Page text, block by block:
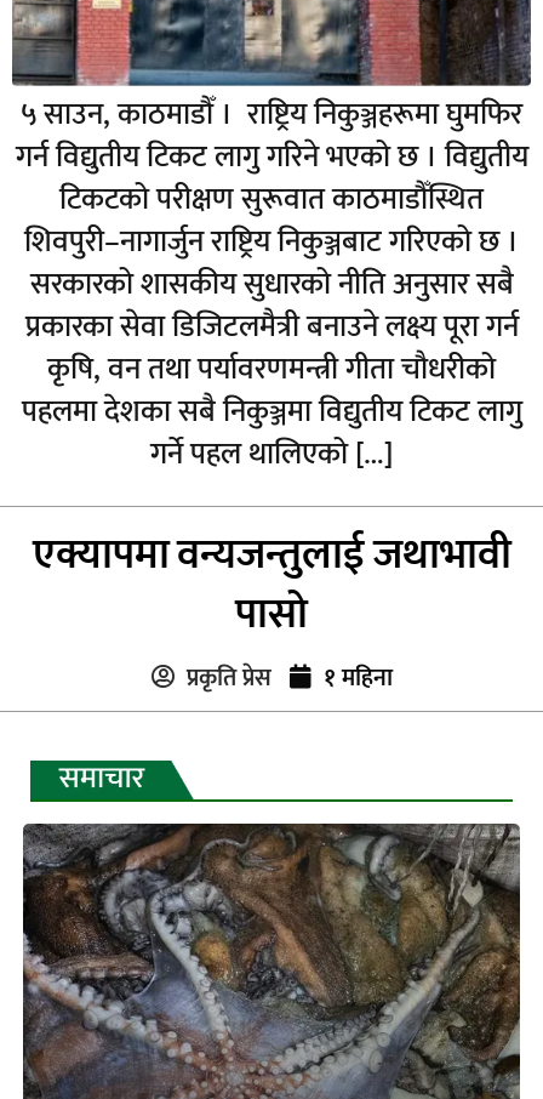
५ साउन, काठमाडौँ । राष्ट्रिय निकुञ्जहरूमा घुमफिर
गर्न विद्युतीय टिकट लागु गरिने भएको छ । विद्युतीय
टिकटको परीक्षण सुरूवात काठमाडौँस्थित
शिवपुरी–नागार्जुन राष्ट्रिय निकुञ्जबाट गरिएको छ ।
सरकारको शासकीय सुधारको नीति अनुसार सबै
प्रकारका सेवा डिजिटलमैत्री बनाउने लक्ष्य पूरा गर्न
कृषि, वन तथा पर्यावरणमन्त्री गीता चौधरीको
पहलमा देशका सबै निकुञ्जमा विद्युतीय टिकट लागु
गर्ने पहल थालिएको […]
एक्यापमा वन्यजन्तुलाई जथाभावी
पासो
प्रकृति प्रेस १ महिना